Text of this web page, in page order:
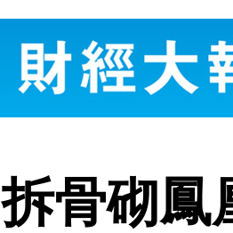
拆骨砌鳳